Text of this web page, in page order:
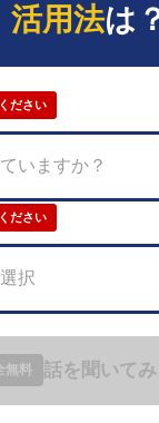
活用法は
ださい
いますか？
ださい
択
無料 話を聞いてみ